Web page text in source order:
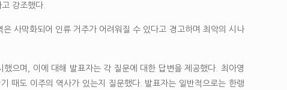
강조했다.
사막화되어 인류 거주가 어려워질 수 있다고 경고하며 최악의 시나
으며, 이에 대해 발표자는 각 질문에 대한 답변을 제공했다. 최아영
때도 이주의 역사가 있는지 질문했다. 발표자는 일반적으로는 한랭